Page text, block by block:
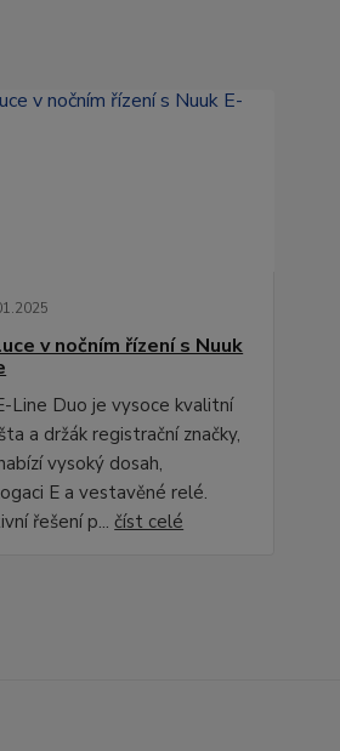
.2025
v nočním řízení s Nuuk
Line Duo je vysoce kvalitní
a držák registrační značky,
vysoký dosah,
E a vestavěné relé.
řešení p...číst celé